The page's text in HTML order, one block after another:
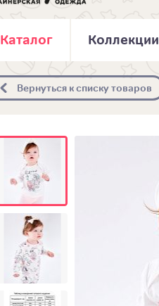
Каталог Коллекции
Вернуться к списку товаров